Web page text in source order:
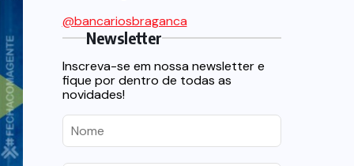
@bancariosbraganca
Newsletter
Inscreva-se em nossa newsletter e
fique por dentro de todas as
novidades!